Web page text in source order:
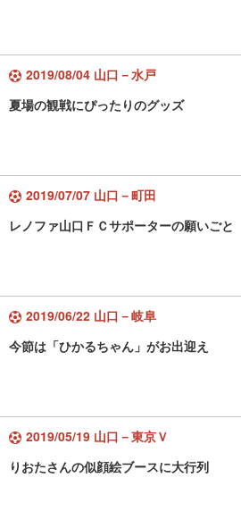
2019/08/04 山口－水戸
夏場の観戦にぴったりのグッズ
2019/07/07 山口－町田
レノファ山口ＦＣサポーターの願いごと
2019/06/22 山口－岐阜
今節は「ひかるちゃん」がお出迎え
2019/05/19 山口－東京Ｖ
りおたさんの似顔絵ブースに大行列